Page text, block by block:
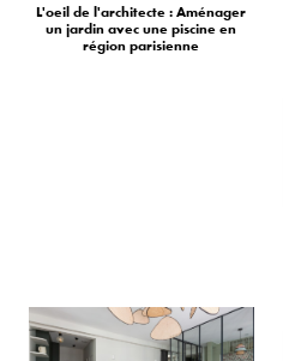
L'oeil de l'architecte : Aménager
un jardin avec une piscine en
région parisienne